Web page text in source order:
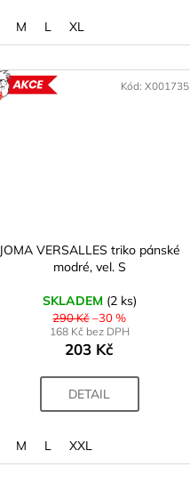
M L XL
JOMA VERSALLES triko pánské
modré, vel. S
SKLADEM (2 ks)
290 Kč –30 %
168 Kč bez DPH
203 Kč
DETAIL
M L XXL
Kód: X001735